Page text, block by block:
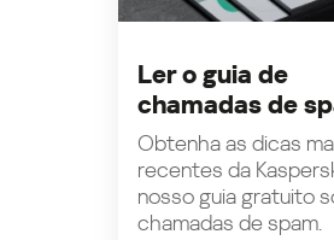
Ler o guia de
chamadas de
Obtenha as dicas
recentes da
nosso guia gratuito
chamadas de spam.